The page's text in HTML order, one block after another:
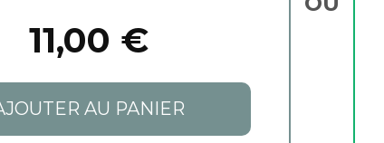
11,00 €
AU PANIER